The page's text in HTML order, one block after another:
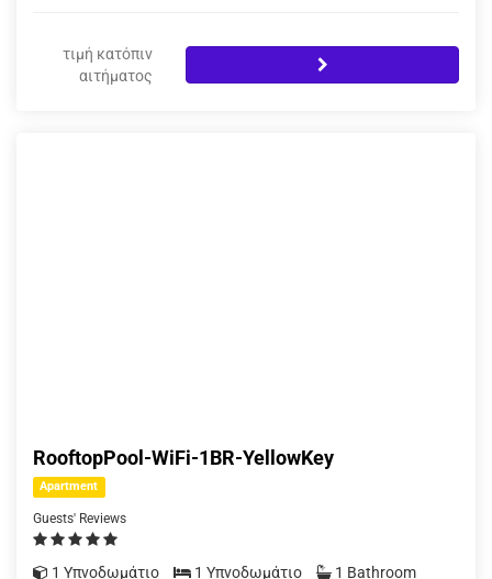
τιμή κατόπιν
αιτήματος
RooftopPool-WiFi-1BR-YellowKey
Apartment
Guests' Reviews
1 Υπνοδωμάτιο 1 Υπνοδωμάτιο
1 Bathroom